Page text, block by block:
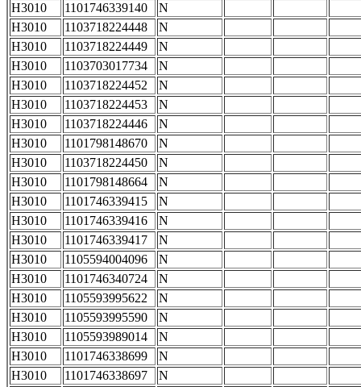
H3010
1101746339140
N
H3010
1103718224448
N
H3010
1103718224449
N
H3010
1103703017734
N
H3010
1103718224452
N
H3010
1103718224453
N
H3010
1103718224446
N
H3010
1101798148670
N
H3010
1103718224450
N
H3010
1101798148664
N
H3010
1101746339415
N
H3010
1101746339416
N
H3010
1101746339417
N
H3010
1105594004096
N
H3010
1101746340724
N
H3010
1105593995622
N
H3010
1105593995590
N
H3010
1105593989014
N
H3010
1101746338699
N
H3010
1101746338697
N